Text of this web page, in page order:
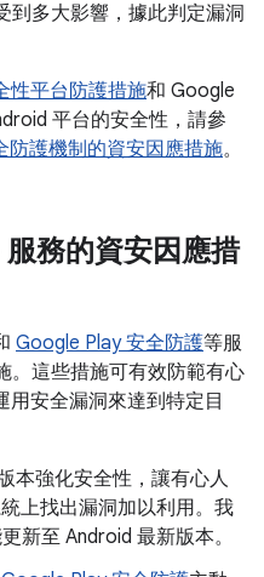
到多大影響，據此判定漏洞
性平台防護措施和 Google
平台的安全性，請參
防護機制的資安因應措施。
務的資安因應措
Google Play 安全防護等服
。這些措施可有效防範有心
用安全漏洞來達到特定目
本強化安全性，讓有心人
上找出漏洞加以利用。我
新至 Android 最新版本。